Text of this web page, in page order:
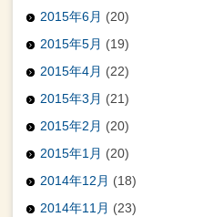
2015年6月 (20)
2015年5月 (19)
2015年4月 (22)
2015年3月 (21)
2015年2月 (20)
2015年1月 (20)
2014年12月 (18)
2014年11月 (23)